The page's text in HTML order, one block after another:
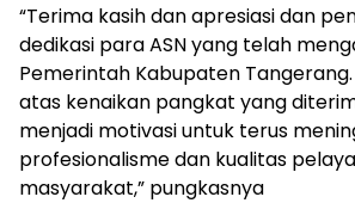
“Terima kasih dan apresiasi dan
dedikasi para ASN yang telah
Pemerintah Kabupaten
atas kenaikan pangkat yang
menjadi motivasi untuk terus
profesionalisme dan kualitas
masyarakat,” pungkasnya